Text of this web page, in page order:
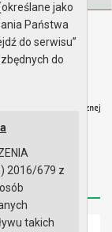
Gryfinie
Dostępność
jako
Państwa
do serwisu”
do
2016/679 z
takich